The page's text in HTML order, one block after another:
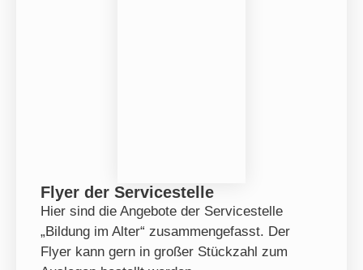
Flyer der Servicestelle
Hier sind die Angebote der Servicestelle
„Bildung im Alter“ zusammengefasst. Der
Flyer kann gern in großer Stückzahl zum